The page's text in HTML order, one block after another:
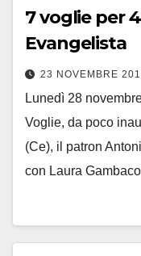
7 voglie per
Evangelista
23 NOVEMBRE
Lunedì 28
Voglie, da poco
(Ce), il patron
con Laura